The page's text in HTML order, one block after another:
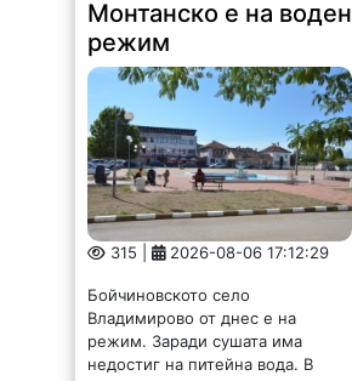
Монтанско е на воден
режим
315 | 2026-08-06 17:12:29
Бойчиновското село
Владимирово от днес е на
режим. Заради сушата има
недостиг на питейна вода. В